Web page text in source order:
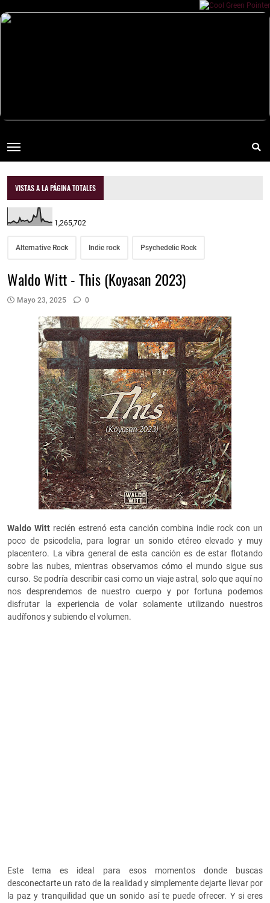
VISTAS A LA PÁGINA TOTALES
1,265,702
Alternative Rock Indie rock Psychedelic Rock
Waldo Witt - This (Koyasan 2023)
Mayo 23, 2025 0
Waldo Wittrecién estrenó esta canción combina indie rock con un
poco de psicodelia, para lograr un sonido etéreo elevado y muy
placentero. La vibra general de esta canción es de estar flotando
sobre las nubes, mientras observamos cómo el mundo sigue sus
curso. Se podría describir casi como un viaje astral, solo que aquí no
nos desprendemos de nuestro cuerpo y por fortuna podemos
disfrutar la experiencia de volar solamente utilizando nuestros
audífonos y subiendo el volumen.
Este tema es ideal para esos momentos donde buscas
desconectarte un rato de la realidad y simplemente dejarte llevar por
la paz y tranquilidad que un sonido así te puede ofrecer. Y si eres